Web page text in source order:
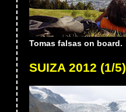
Tomas falsas on board.
SUIZA 2012 (1/5)